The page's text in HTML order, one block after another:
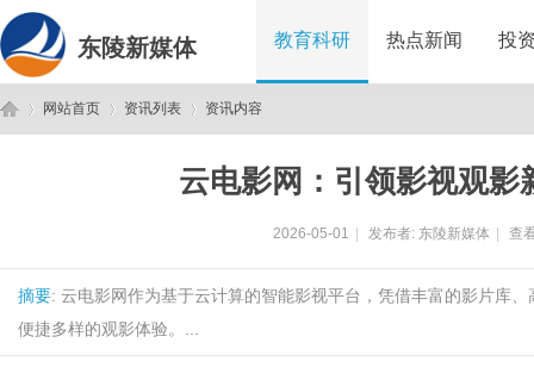
东陵新媒体 教育科研 热点新闻 投
网站首页 资讯列表 资讯内容
云电影网：引领影视观影
2026-05-01 发布者: 东陵新媒体 查
摘要: 云电影网作为基于云计算的智能影视平台，凭借丰富的影片库
便捷多样的观影体验。...